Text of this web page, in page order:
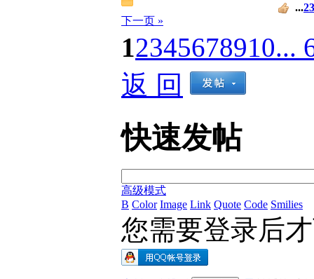
...23
下一页 »
12345678910...
返 回
快速发帖
高级模式
B Color Image Link Quote Code Smilies
您需要登录后